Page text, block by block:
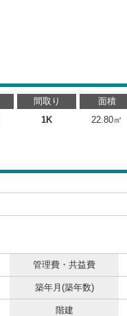
間取り 面積
1K 22.80㎡
管理費・共益費
築年月(築年数)
階建